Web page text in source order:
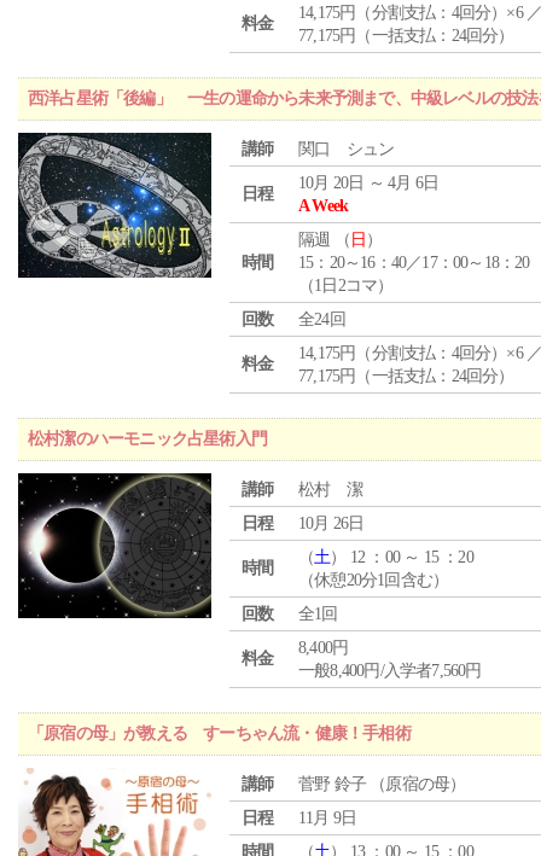
料金
14,175円（分割支払：4回分）×6
77,175円（一括支払：24回分）
西洋占星術「後編」 一生の運命から未来予測まで、中級レベルの技法
講師 関口 シュン
日程
10月 20日 ～ 4月 6日
A Week
時間
隔週 （ 日 ）
15：20～16：40／17：00～18：20
（1日2コマ）
回数
全24回
料金
14,175円（分割支払：4回分）×6
77,175円（一括支払：24回分）
松村潔のハーモニック占星術入門
講師
松村 潔
日程
10月 26日
時間
（土） 12 ：00 ～ 15 ：20
（休憩20分1回含む）
回数
全1回
料金
8,400円
一般8,400円/入学者7,560円
「原宿の母」が教える すーちゃん流・健康！手相術
講師
菅野 鈴子 （原宿の母）
日程
11月 9日
時間
（土） 13 ：00 ～ 15 ：00